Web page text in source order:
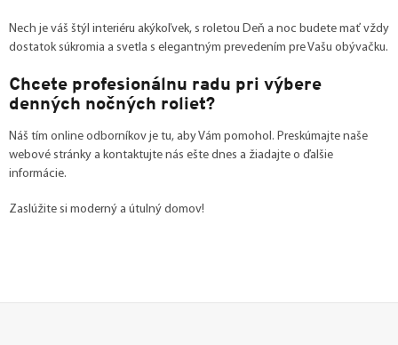
Nech je váš štýl interiéru akýkoľvek, s roletou Deň a noc budete mať vždy
dostatok súkromia a svetla s elegantným prevedením pre Vašu obývačku.
Chcete profesionálnu radu pri výbere
denných nočných roliet?
Náš tím online odborníkov je tu, aby Vám pomohol. Preskúmajte naše
webové stránky a kontaktujte nás ešte dnes a žiadajte o ďalšie
informácie.
Zaslúžite si moderný a útulný domov!